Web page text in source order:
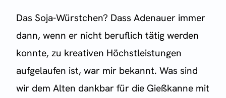
Das Soja-Würstchen? Dass Adenauer immer
dann, wenn er nicht beruflich tätig werden
konnte, zu kreativen Höchstleistungen
aufgelaufen ist, war mir bekannt. Was sind
wir dem Alten dankbar für die Gießkanne mit